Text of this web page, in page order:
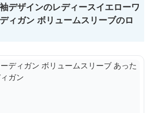
デザインのレディースイエローワ
ィガン ボリュームスリーブのロ